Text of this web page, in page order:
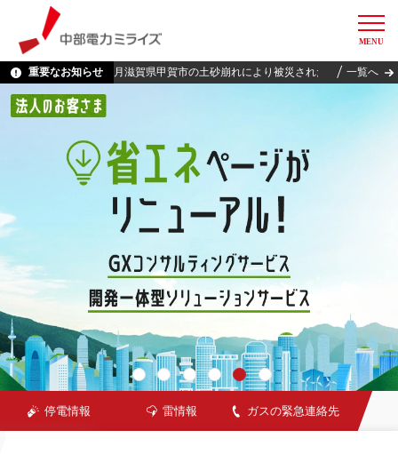
中部電力ミライズ
MENU
重要なお知らせ 「カテエネ
令和8年熊
令和8年7月滋賀県甲賀市の土砂崩れにより被災されたお客さまに対する電
CO2フリー
自動音声案
不審な電子
不審な電子
一覧へ
停電情報 雷情報 ガスの緊急連絡先